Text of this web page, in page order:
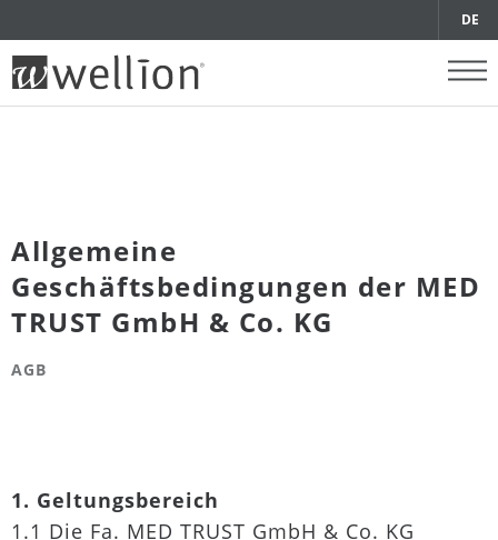
DE
Allgemeine
Geschäftsbedingungen der MED
TRUST GmbH & Co. KG
AGB
1. Geltungsbereich
1.1 Die Fa. MED TRUST GmbH & Co. KG